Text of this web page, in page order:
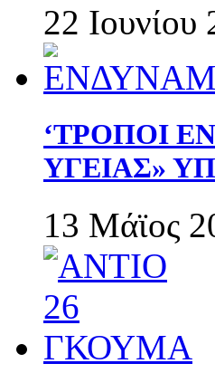
22 Ιουνίου
‘ΤΡΟΠΟΙ
ΥΓΕΙΑΣ»
13 Μάϊος